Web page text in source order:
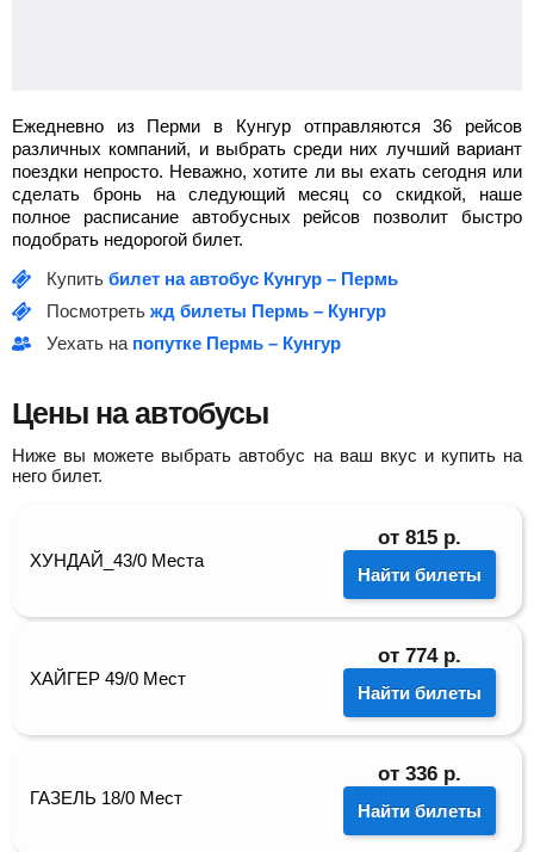
Ежедневно из Перми в Кунгур отправляются 36 рейсов
различных компаний, и выбрать среди них лучший вариант
поездки непросто. Неважно, хотите ли вы ехать сегодня или
сделать бронь на следующий месяц со скидкой, наше
полное расписание автобусных рейсов позволит быстро
подобрать недорогой билет.
Купить билет на автобус Кунгур – Пермь
Посмотреть жд билеты Пермь – Кунгур
Уехать на попутке Пермь – Кунгур
Цены на автобусы
Ниже вы можете выбрать автобус на ваш вкус и купить на
него билет.
ХУНДАЙ_43/0 Места
от 815 р.
Найти билеты
ХАЙГЕР 49/0 Мест
от 774 р.
Найти билеты
ГАЗЕЛЬ 18/0 Мест
от 336 р.
Найти билеты